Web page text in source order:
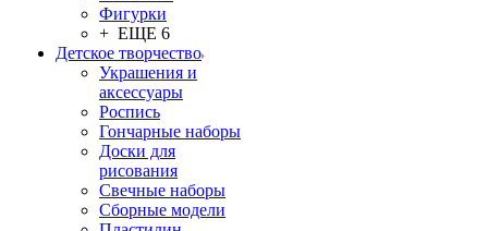
Фигурки
+ ЕЩЕ 6
Детское творчество
Украшения и
аксессуары
Роспись
Гончарные наборы
Доски для
рисования
Свечные наборы
Сборные модели